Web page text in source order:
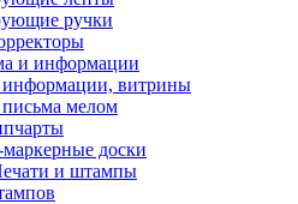
ручки
и информации
информации, витрины
мелом
доски
и штампы